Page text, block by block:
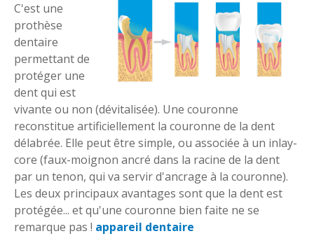
C'est une
prothèse
dentaire
permettant de
protéger une
dent qui est
vivante ou non (dévitalisée). Une couronne
reconstitue artificiellement la couronne de la dent
délabrée. Elle peut être simple, ou associée à un inlay-
core (faux-moignon ancré dans la racine de la dent
par un tenon, qui va servir d'ancrage à la couronne).
Les deux principaux avantages sont que la dent est
protégée... et qu'une couronne bien faite ne se
remarque pas ! appareil dentaire